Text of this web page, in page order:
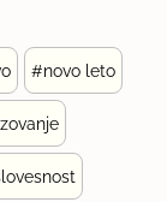
#novo leto